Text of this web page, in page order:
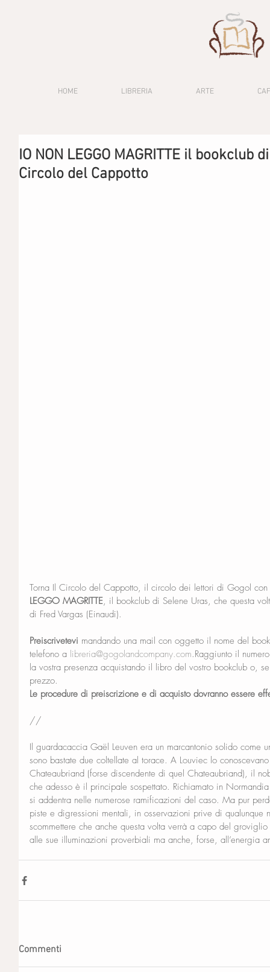
HOME LIBRERIA ARTE
IO NON LEGGO MAGRITTE il bookclub
Circolo del Cappotto
Torna Il Circolo del Cappotto, il circolo dei lettori di Gogol
LEGGO MAGRITTE, il bookclub di Selene Uras, che questa
di Fred Vargas (Einaudi).
Preiscrivetevi mandando una mail con oggetto il nome del
telefono a libreria@gogolandcompany.com.Raggiunto il
la vostra presenza acquistando il libro del vostro bookclub o,
prezzo.
Le procedure di preiscrizione e di acquisto dovranno essere
//
Il guardacaccia Gaël Leuven era un marcantonio solido come
sono bastate due coltellate al torace. A Louviec lo
Chateaubriand (forse discendente di quel Chateaubriand), il
che adesso è il principale sospettato. Richiamato in
si addentra nelle numerose ramificazioni del caso. Ma pur
piste e digressioni mentali, in osservazioni prive di qualunque
scommettere che anche questa volta verrà a capo del
alle sue illuminazioni proverbiali ma anche, forse, all’energia
Commenti